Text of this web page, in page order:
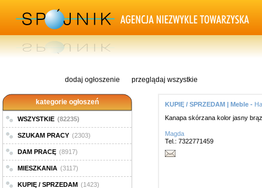
dodaj ogłoszenie przeglądaj wszystkie
kategorie ogłoszeń
WSZYSTKIE (82235)
SZUKAM PRACY (2303)
DAM PRACĘ (8917)
MIESZKANIA (3117)
KUPIĘ / SPRZEDAM (1423)
KUPIĘ / SPRZEDAM | Meble -
Kanapa skórzana kolor jasny
Magda
Tel.: 7322771459